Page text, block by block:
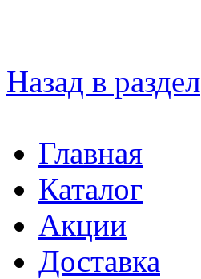
Назад в раздел
Главная
Каталог
Акции
Доставка